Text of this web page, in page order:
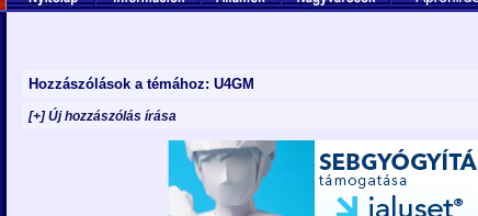
Hozzászólások a témához: U4GM
[+] Új hozzászólás írása